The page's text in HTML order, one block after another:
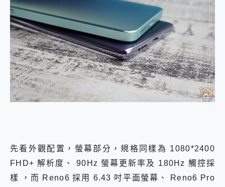
先看外觀配置，螢幕部分，規格同樣為 1080*2400
FHD+ 解析度、 90Hz 螢幕更新率及 180Hz 觸控採
樣 ，而 Reno6 採用 6.43 吋平面螢幕、 Reno6 Pro